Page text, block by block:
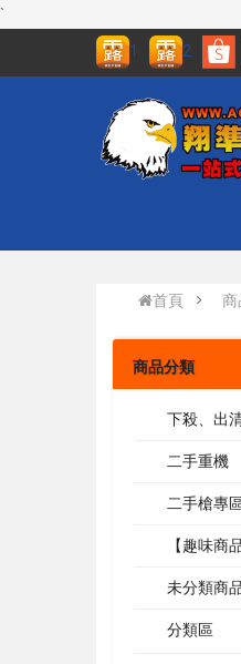
`
1 2
首頁 商
商品分類
下殺、出
二手重機
二手槍專
【趣味商
未分類商
分類區